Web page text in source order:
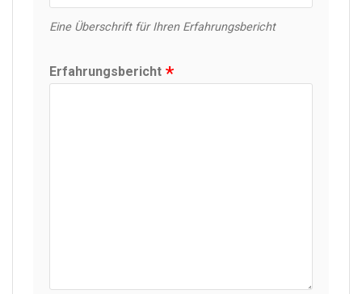
Eine Überschrift für Ihren Erfahrungsbericht
Erfahrungsbericht